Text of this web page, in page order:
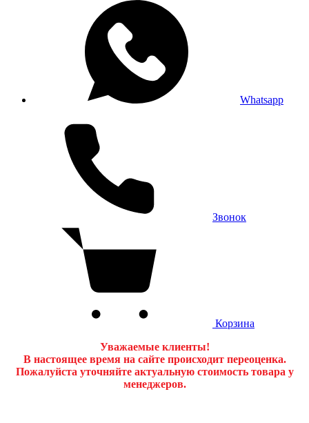
Whatsapp
Звонок
Корзина
Уважаемые клиенты!
В настоящее время на сайте происходит переоценка.
Пожалуйста уточняйте актуальную стоимость товара у
менеджеров.